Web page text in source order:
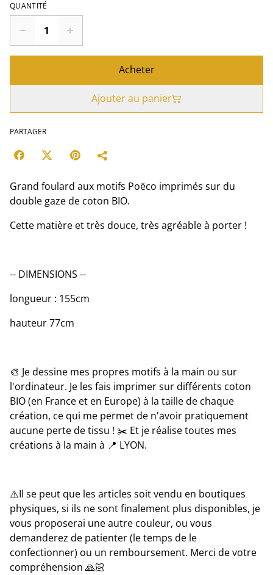
QUANTITÉ
Acheter
Ajouter au panier
PARTAGER
Grand foulard aux motifs Poëco imprimés sur du
double gaze de coton BIO.
Cette matière et très douce, très agréable à porter !
-- DIMENSIONS --
longueur : 155cm
hauteur 77cm
🎨 Je dessine mes propres motifs à la main ou sur
l'ordinateur. Je les fais imprimer sur différents coton
BIO (en France et en Europe) à la taille de chaque
création, ce qui me permet de n'avoir pratiquement
aucune perte de tissu ! ✂️ Et je réalise toutes mes
créations à la main à 📍 LYON.
⚠️Il se peut que les articles soit vendu en boutiques
physiques, si ils ne sont finalement plus disponibles, je
vous proposerai une autre couleur, ou vous
demanderez de patienter (le temps de le
confectionner) ou un remboursement. Merci de votre
compréhension 🙏🏻